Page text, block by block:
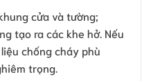
cửa và tường;
tạo ra các khe hở. Nếu
chống cháy phù
trọng.